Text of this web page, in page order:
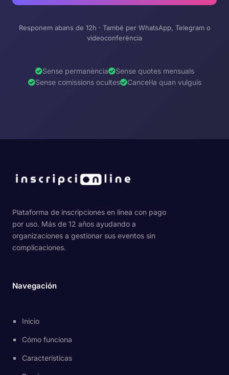
Responem abans de 12h · També per WhatsApp, Telegram o
videoconferència
Sense permanència
Sense quotes mensuals
Sense comissions ocultes
Cancel·la quan vulguis
Plataforma de inscripciones en línea con pago
por uso. Más de 12 años ayudando a
organizaciones a gestionar sus eventos sin
complicaciones.
Navegación
Inicio
Cómo funciona
Características